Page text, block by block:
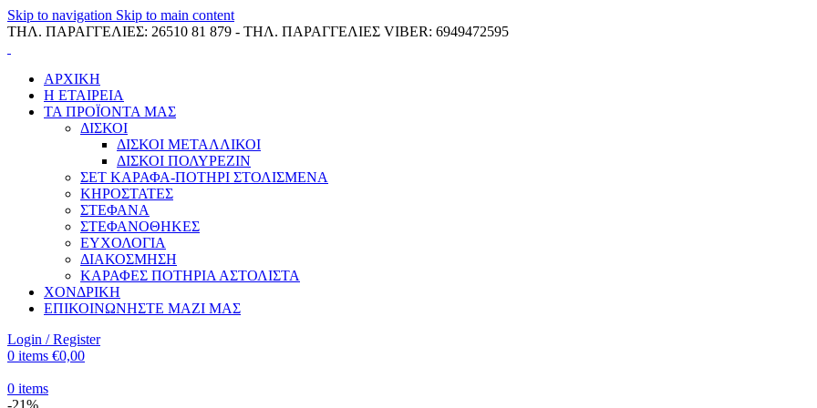
Skip to navigation Skip to main content
ΤΗΛ. ΠΑΡΑΓΓΕΛΙΕΣ: 26510 81 879 - ΤΗΛ. ΠΑΡΑΓΓΕΛΙΕΣ VIBER: 6949472595
ΑΡΧΙΚΗ
Η ΕΤΑΙΡΕΙΑ
ΤΑ ΠΡΟΪΟΝΤΑ ΜΑΣ
ΔΙΣΚΟΙ
ΔΙΣΚΟΙ ΜΕΤΑΛΛΙΚΟΙ
ΔΙΣΚΟΙ ΠΟΛΥΡΕΖΙΝ
ΣΕΤ ΚΑΡΑΦΑ-ΠΟΤΗΡΙ ΣΤΟΛΙΣΜΕΝΑ
ΚΗΡΟΣΤΑΤΕΣ
ΣΤΕΦΑΝΑ
ΣΤΕΦΑΝΟΘΗΚΕΣ
ΕΥΧΟΛΟΓΙΑ
ΔΙΑΚΟΣΜΗΣΗ
ΚΑΡΑΦΕΣ ΠΟΤΗΡΙΑ ΑΣΤΟΛΙΣΤΑ
ΧΟΝΔΡΙΚΗ
ΕΠΙΚΟΙΝΩΝΗΣΤΕ ΜΑΖΙ ΜΑΣ
Login / Register
0 items €0,00
0 items
-21%